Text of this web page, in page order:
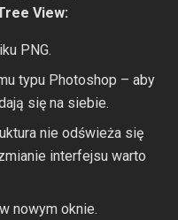
View:
PNG.
typu Photoshop – aby
się na siebie.
nie odświeża się
interfejsu warto
nowym oknie.